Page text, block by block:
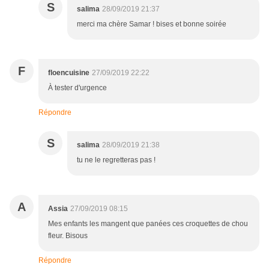
S salima 28/09/2019 21:37
merci ma chère Samar ! bises et bonne soirée
F floencuisine 27/09/2019 22:22
À tester d'urgence
Répondre
S salima 28/09/2019 21:38
tu ne le regretteras pas !
A Assia 27/09/2019 08:15
Mes enfants les mangent que panées ces croquettes de chou
fleur. Bisous
Répondre